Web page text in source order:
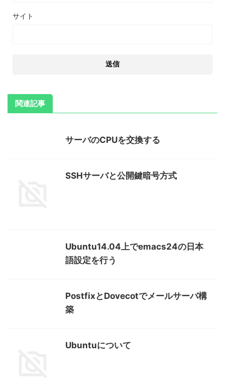
サイト
関連記事
サーバのCPUを交換する
SSHサーバと公開鍵暗号方式
Ubuntu14.04上でemacs24の日本
語設定を行う
PostfixとDovecotでメールサーバ構
築
Ubuntuについて